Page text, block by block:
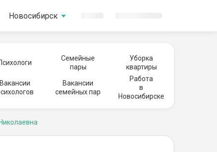
Новосибирск
Семейные
пары
Уборка
квартиры
Вакансии
Вакансии
семейных пар
Работа
в
Новосибирске